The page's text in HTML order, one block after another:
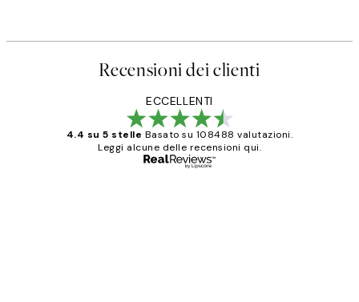
Recensioni dei clienti
ECCELLENTI
4.4 su 5 stelle Basato su 108488 valutazioni.
Leggi alcune delle recensioni qui.